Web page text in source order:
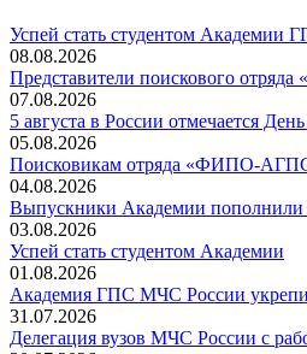
️Успей стать студентом Академии
08.08.2026
Представители поискового
07.08.2026
5 августа в России отмечается
05.08.2026
Поисковикам отряда «ФИПО-
04.08.2026
Выпускники Академии пополнили
03.08.2026
Успей стать студентом Академии
01.08.2026
Академия ГПС МЧС России
31.07.2026
Делегация вузов МЧС России с